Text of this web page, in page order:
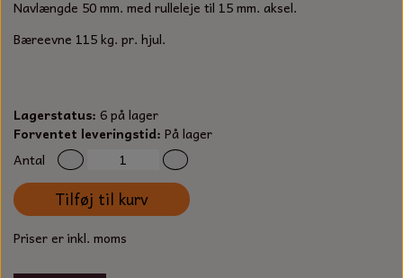
SORTIMENT
DYBEL
TECUMSEH
TÆNDRØR
SPÆNDEBÅND
BENSINSLANGE OG FILTRE
SMERGELLÆRRED
STIKSAV KLINGER
BATTERILADEAPPARAT
ARBEJDSLYS
MEJSLER
VÆRKTØJSSÆT
Navlængde 50 mm. med rulleleje til 15 mm. aksel.
Bæreevne 115 kg. pr. hjul.
Lagerstatus: 6 på lager
Forventet leveringstid: På lager
Antal
Tilføj til kurv
Priser er inkl. moms